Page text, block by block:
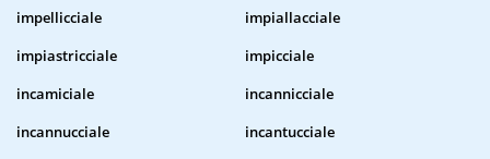
impellicciale
impiallacciale
impiastricciale
impicciale
incamiciale
incannicciale
incannucciale
incantucciale